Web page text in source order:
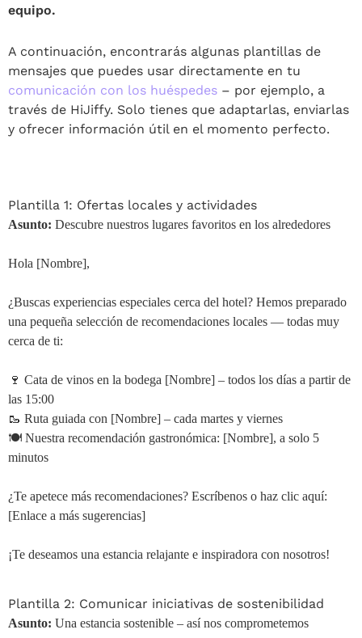
equipo.
A continuación, encontrarás algunas plantillas de
mensajes que puedes usar directamente en tu
comunicación con los huéspedes – por ejemplo, a
través de HiJiffy. Solo tienes que adaptarlas, enviarlas
y ofrecer información útil en el momento perfecto.
Plantilla 1: Ofertas locales y actividades
Asunto: Descubre nuestros lugares favoritos en los alrededores
Hola [Nombre],
¿Buscas experiencias especiales cerca del hotel? Hemos preparado
una pequeña selección de recomendaciones locales — todas muy
cerca de ti:
🍷 Cata de vinos en la bodega [Nombre] – todos los días a partir de
las 15:00
🥾 Ruta guiada con [Nombre] – cada martes y viernes
🍽️ Nuestra recomendación gastronómica: [Nombre], a solo 5
minutos
¿Te apetece más recomendaciones? Escríbenos o haz clic aquí:
[Enlace a más sugerencias]
¡Te deseamos una estancia relajante e inspiradora con nosotros!
Plantilla 2: Comunicar iniciativas de sostenibilidad
Asunto: Una estancia sostenible – así nos comprometemos